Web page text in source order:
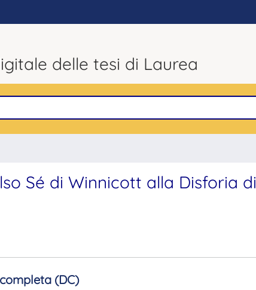
delle tesi di Laurea
Sé di Winnicott alla Disforia di
(DC)